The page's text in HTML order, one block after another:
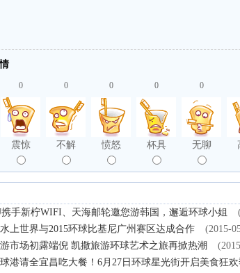
0
震惊
0
不解
0
愤怒
0
杯具
0
无聊
携手新柠WIFI、天海邮轮邀您游韩国，邂逅环球小姐
上世界与2015环球比基尼广州赛区达成合作
(2015-
市场初露端倪 凯撒旅游环球艺术之旅再掀热潮
港请全宜昌吃大餐！6月27日环球星光街开启美食狂